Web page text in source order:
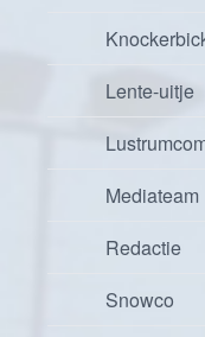
Lente-uitje
Mediateam
Redactie
Snowco